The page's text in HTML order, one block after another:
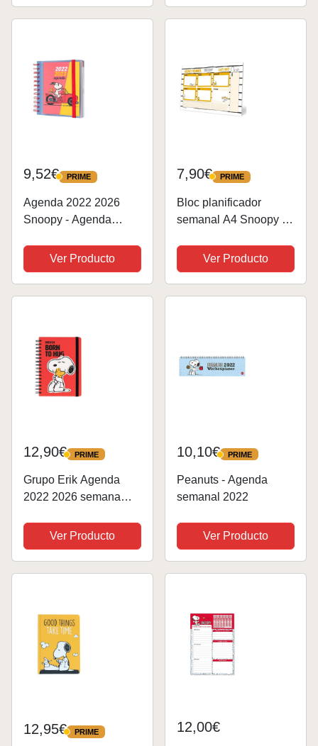
con espacio para
Snoopy habitación -
9,52€ PRIME
PRIME
Agenda 2022 2026
Snoopy - Agenda
por página desde
agosto de 2022 a junio
de 2026 │ Vuelta al
2022...
Ver Producto
7,90€ PRIME
PRIME
Bloc planificador
semanal A4 Snoopy -
Planificador semanal -
Planning escritorio -
Material escolar y
Ver Producto
12,90€ PRIME
PRIME
Grupo Erik Agenda
2022 2026 semana
A5 - Agenda escolar
desde agosto 2022 a
julio 2026/Agenda
Ver Producto
10,10€ PRIME
PRIME
Peanuts - Agenda
semanal 2022
Ver Producto
12,95€ PRIME
PRIME 12,00€